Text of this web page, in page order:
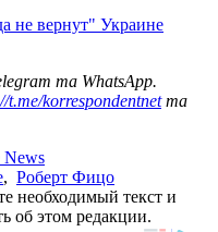
не вернут" Украине
та WhatsApp.
t.me/korrespondentnetта
News
, Роберт Фицо
необходимый текст и
об этом редакции.